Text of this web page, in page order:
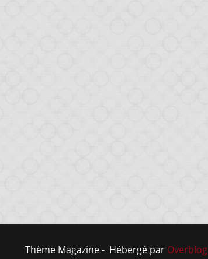
Thème Magazine - Hébergé par Overblog